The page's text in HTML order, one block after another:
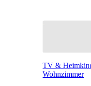
TV &
Wohnzimmer